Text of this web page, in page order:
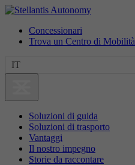
Concessionari
Trova un Centro di Mobilità
IT
Soluzioni di guida
Soluzioni di trasporto
Vantaggi
Il nostro impegno
Storie da raccontare